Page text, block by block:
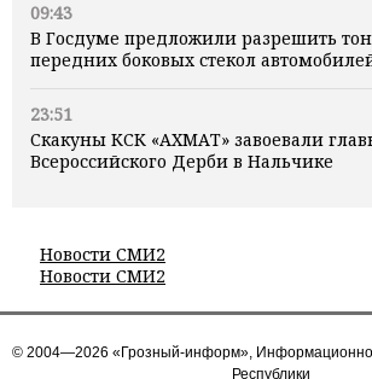
09:43
В Госдуме предложили разрешить
передних боковых стекол
23:51
Скакуны КСК «АХМАТ» завоевали
Всероссийского Дерби в Нальчике
Новости СМИ2
Новости СМИ2
© 2004—2026 «Грозный-информ»,
Республики